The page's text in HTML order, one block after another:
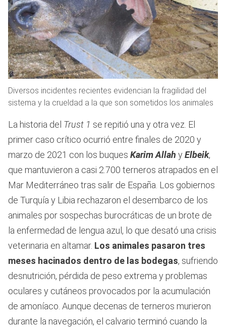
Diversos incidentes recientes evidencian la fragilidad del
sistema y la crueldad a la que son sometidos los animales
La historia del Trust 1 se repitió una y otra vez. El
primer caso crítico ocurrió entre finales de 2020 y
marzo de 2021 con los buques Karim Allah yElbeik,
que mantuvieron a casi 2.700 terneros atrapados en el
Mar Mediterráneo tras salir de España. Los gobiernos
de Turquía y Libia rechazaron el desembarco de los
animales por sospechas burocráticas de un brote de
la enfermedad de lengua azul, lo que desató una crisis
veterinaria en altamar. Los animales pasaron tres
meses hacinados dentro de las bodegas, sufriendo
desnutrición, pérdida de peso extrema y problemas
oculares y cutáneos provocados por la acumulación
de amoníaco. Aunque decenas de terneros murieron
durante la navegación, el calvario terminó cuando la